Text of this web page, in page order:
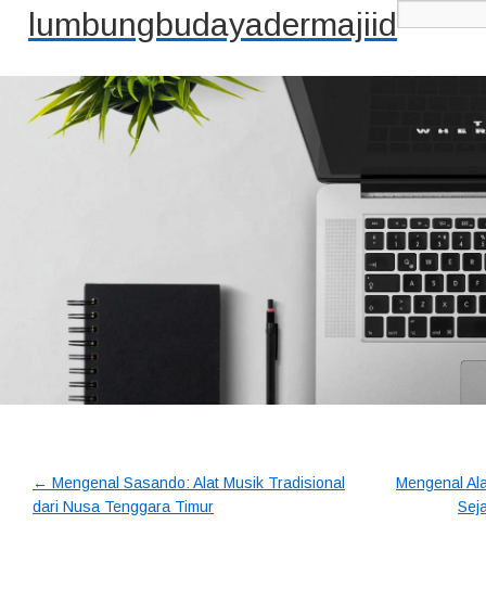
lumbungbudayadermajiid
← Mengenal Sasando: Alat Musik Tradisional
dari Nusa Tenggara Timur
Mengenal